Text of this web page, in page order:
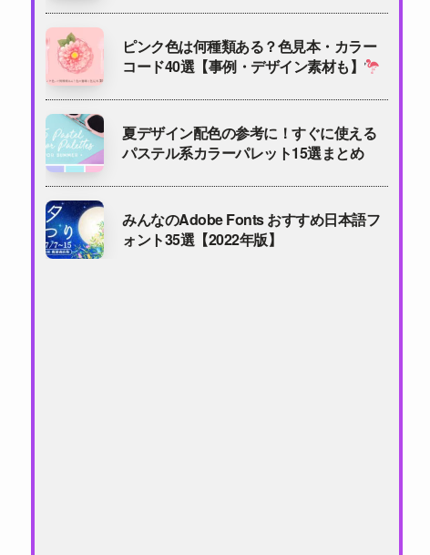
ピンク色は何種類ある？色見本・カラー
コード40選【事例・デザイン素材も】
夏デザイン配色の参考に！すぐに使える
パステル系カラーパレット15選まとめ
みんなのAdobe Fonts おすすめ日本語フ
ォント35選【2022年版】